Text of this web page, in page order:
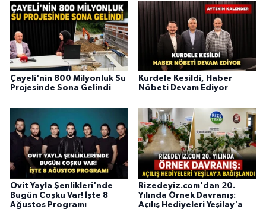
Çayeli'nin 800 Milyonluk Su
Projesinde Sona Gelindi
Kurdele Kesildi, Haber
Nöbeti Devam Ediyor
Ovit Yayla Şenlikleri'nde
Bugün Coşku Var! İşte 8
Ağustos Programı
Rizedeyiz.com'dan 20.
Yılında Örnek Davranış:
Açılış Hediyeleri Yeşilay'a